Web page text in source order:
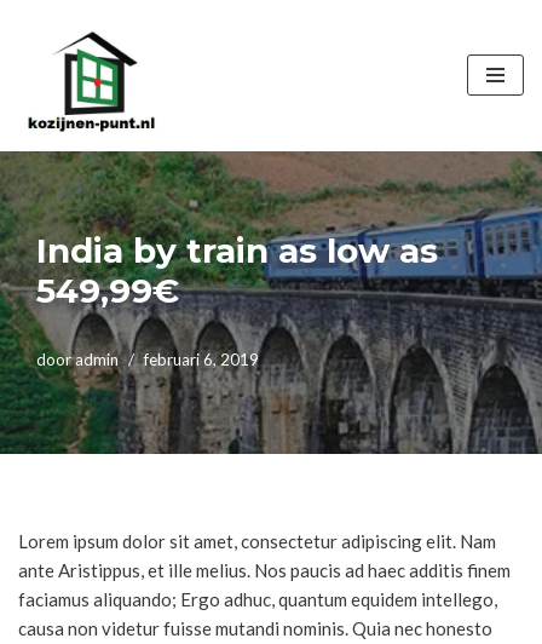
de
inhoud
India by train as low as
549,99€
dooradmin februari 6, 2019
Lorem ipsum dolor sit amet, consectetur adipiscing elit. Nam
ante Aristippus, et ille melius. Nos paucis ad haec additis finem
faciamus aliquando; Ergo adhuc, quantum equidem intellego,
causa non videtur fuisse mutandi nominis. Quia nec honesto